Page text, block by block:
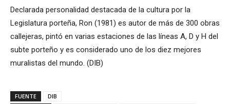
Declarada personalidad destacada de la cultura por la
Legislatura porteña, Ron (1981) es autor de más de 300 obras
callejeras, pintó en varias estaciones de las líneas A, D y H del
subte porteño y es considerado uno de los diez mejores
muralistas del mundo. (DIB)
FUENTE
DIB